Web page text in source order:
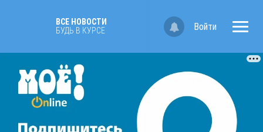
ВСЕ НОВОСТИ
БУДЬ В КУРСЕ
Войти